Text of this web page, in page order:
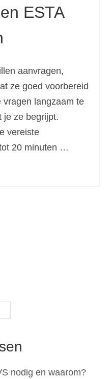
)
ESTA
aanvragen,
ze goed voorbereid
vragen langzaam te
je ze begrijpt.
vereiste
20 minuten …
nodig en waarom?